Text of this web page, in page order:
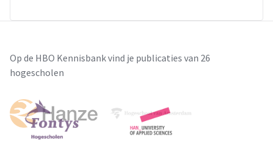
Op de HBO Kennisbank vind je publicaties van 26
hogescholen